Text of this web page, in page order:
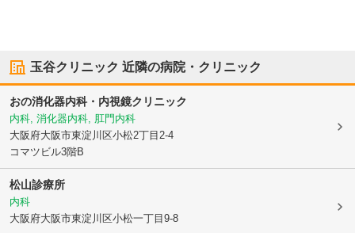
玉谷クリニック 近隣の病院・クリニック
おの消化器内科・内視鏡クリニック
内科, 消化器内科, 肛門内科
大阪府大阪市東淀川区小松2丁目2-4
コマツビル3階B
松山診療所
内科
大阪府大阪市東淀川区小松一丁目9-8